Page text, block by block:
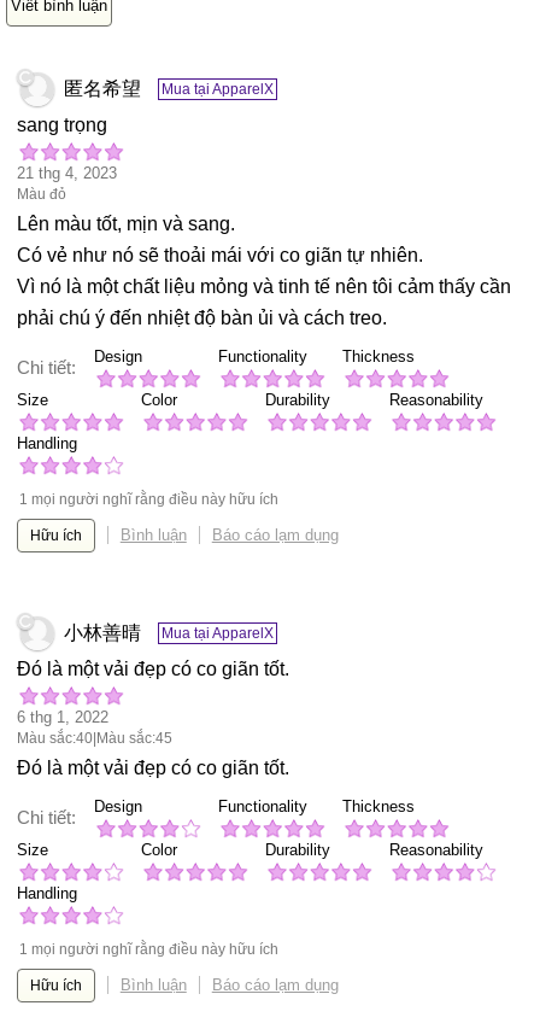
Viết bình luận
匿名希望 Mua tại ApparelX
sang trọng
21 thg 4, 2023
Màu đỏ
Lên màu tốt, mịn và sang.
Có vẻ như nó sẽ thoải mái với co giãn tự nhiên.
Vì nó là một chất liệu mỏng và tinh tế nên tôi cảm thấy cần
phải chú ý đến nhiệt độ bàn ủi và cách treo.
Chi tiết:
Design Functionality Thickness
Size Color Durability Reasonability
Handling
1 mọi người nghĩ rằng điều này hữu ích
Hữu ích Bình luận Báo cáo lạm dụng
小林善晴 Mua tại ApparelX
Đó là một vải đẹp có co giãn tốt.
6 thg 1, 2022
Màu sắc:40|Màu sắc:45
Đó là một vải đẹp có co giãn tốt.
Chi tiết:
Design Functionality Thickness
Size Color Durability Reasonability
Handling
1 mọi người nghĩ rằng điều này hữu ích
Hữu ích Bình luận Báo cáo lạm dụng